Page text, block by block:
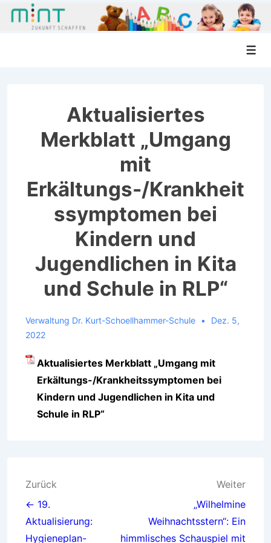
Aktualisiertes
Merkblatt „Umgang
mit
Erkältungs-/Krankheit
ssymptomen bei
Kindern und
Jugendlichen in Kita
und Schule in RLP“
Verwaltung Dr. Kurt-Schoellhammer-Schule
Dez. 5,
2022
Aktualisiertes Merkblatt „Umgang mit
Erkältungs-/Krankheitssymptomen bei
Kindern und Jugendlichen in Kita und
Schule in RLP“
Beitragsnavigation
Zurück
← 19.
Aktualisierung:
Hygieneplan-
Weiter
„Wilhelmine
Weihnachtsstern“: Ein
himmlisches Schauspiel mit